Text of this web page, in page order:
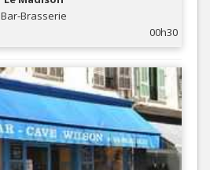
Bar-Brasserie
00h30